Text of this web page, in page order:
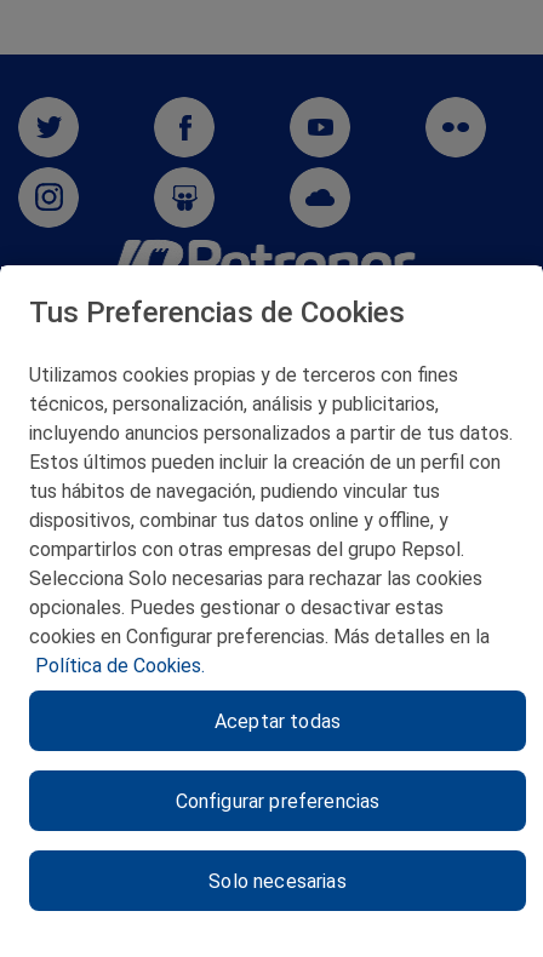
San Martín 5-Edificio Muñatones,
© 2026 Petronor S.A.
CONTACTO
MAPA WEB
POLITICA DE PRIVACIDAD
POLITICA DE COOKIES
CANAL DE ÉTICA
Tus Preferencias de Cookies
Utilizamos cookies propias y de terceros con fines
técnicos, personalización, análisis y publicitarios,
incluyendo anuncios personalizados a partir de tus datos.
Estos últimos pueden incluir la creación de un perfil con
tus hábitos de navegación, pudiendo vincular tus
dispositivos, combinar tus datos online y offline, y
compartirlos con otras empresas del grupo Repsol.
Selecciona Solo necesarias para rechazar las cookies
opcionales. Puedes gestionar o desactivar estas
cookies en Configurar preferencias. Más detalles en la
Política de Cookies.
Configurar preferencias
Solo necesarias
Aceptar todas